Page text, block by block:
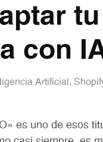
con
Artificial ,
es uno de esos